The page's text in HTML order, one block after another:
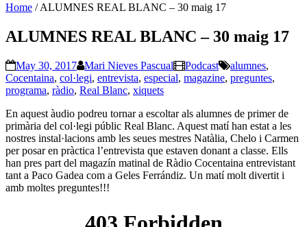
Home /ALUMNES REAL BLANC – 30 maig 17
ALUMNES REAL BLANC – 30 maig 17
May 30, 2017 Mari Nieves Pascual Podcast alumnes,
Cocentaina, col·legi, entrevista, especial, magazine, preguntes,
programa, ràdio, Real Blanc, xiquets
En aquest àudio podreu tornar a escoltar als alumnes de primer de
primària del col·legi públic Real Blanc. Aquest matí han estat a les
nostres instal·lacions amb les seues mestres Natàlia, Chelo i Carmen
per posar en pràctica l’entrevista que estaven donant a classe. Ells
han pres part del magazín matinal de Ràdio Cocentaina entrevistant
tant a Paco Gadea com a Geles Ferrándiz. Un matí molt divertit i
amb moltes preguntes!!!